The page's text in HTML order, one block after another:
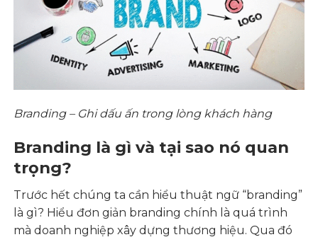
Branding – Ghi dấu ấn trong lòng khách hàng
Branding là gì và tại sao nó quan
trọng?
Trước hết chúng ta cần hiểu thuật ngữ “branding”
là gì? Hiểu đơn giản branding chính là quá trình
mà doanh nghiệp xây dựng thương hiệu. Qua đó